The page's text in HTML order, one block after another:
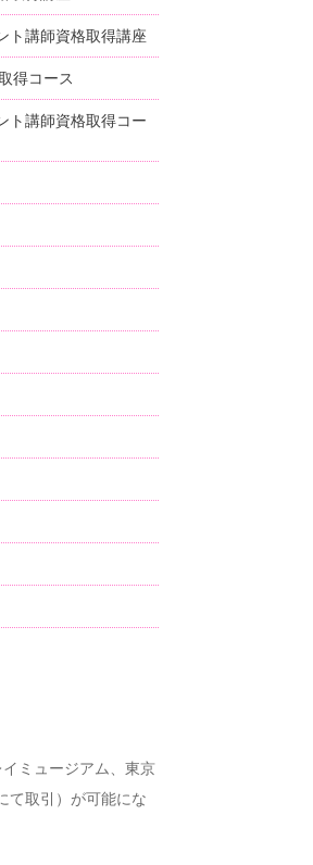
ト講師資格取得講座
得コース
ト講師資格取得コー
ミュージアム、東京
て取引）が可能にな